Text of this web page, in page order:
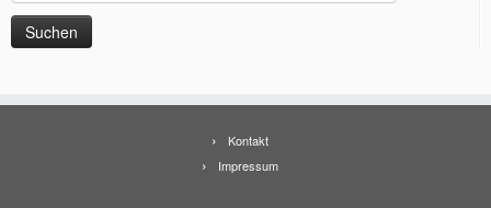
Kontakt
Impressum